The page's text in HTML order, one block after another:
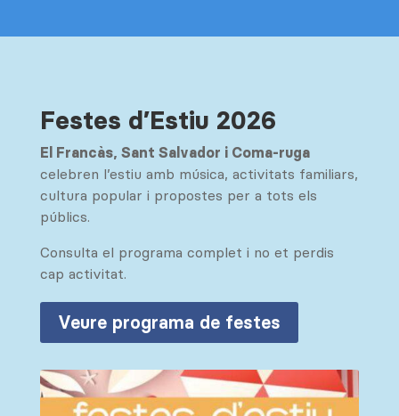
Festes d’Estiu 2026
El Francàs, Sant Salvador i Coma-ruga
celebren l’estiu amb música, activitats familiars,
cultura popular i propostes per a tots els
públics.
Consulta el programa complet i no et perdis
cap activitat.
Veure programa de festes